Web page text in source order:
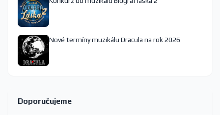
Nové termíny muzikálu Dracula na rok 2026
Doporučujeme